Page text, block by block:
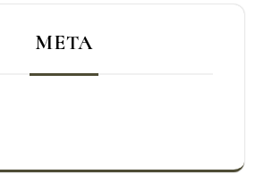
META